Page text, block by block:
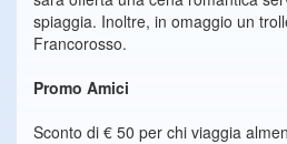
spiaggia. Inoltre, in omaggio un
Francorosso.
Promo Amici
Sconto di € 50 per chi viaggia